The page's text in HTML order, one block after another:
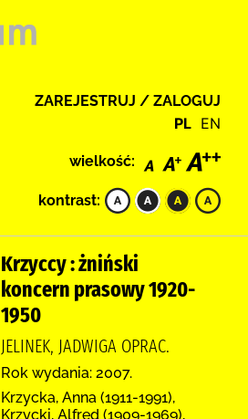
ZAREJESTRUJ / ZALOGUJ
PL EN
wielkość:
kontrast:
Krzyccy : żniński
koncern prasowy 1920-
1950
JELINEK, JADWIGA OPRAC.
Rok wydania: 2007.
Krzycka, Anna (1911-1991),
Krzycki, Alfred (1909-1969),